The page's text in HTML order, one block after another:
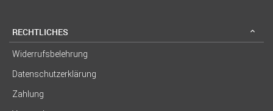
RECHTLICHES
Widerrufsbelehrung
Datenschutzerklärung
Zahlung